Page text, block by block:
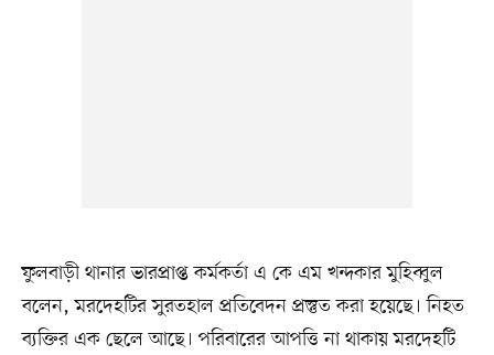
ফুলবাড়ী থানার ভারপ্রাপ্ত কর্মকর্তা এ কে এম খন্দকার মুহিব্বুল
বলেন, মরদেহটির সুরতহাল প্রতিবেদন প্রস্তুত করা হয়েছে। নিহত
ব্যক্তির এক ছেলে আছে। পরিবারের আপত্তি না থাকায় মরদেহটি